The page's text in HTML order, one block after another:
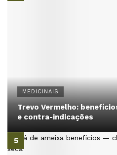
MEDICINAIS
Trevo Vermelho:
e contra-indicações